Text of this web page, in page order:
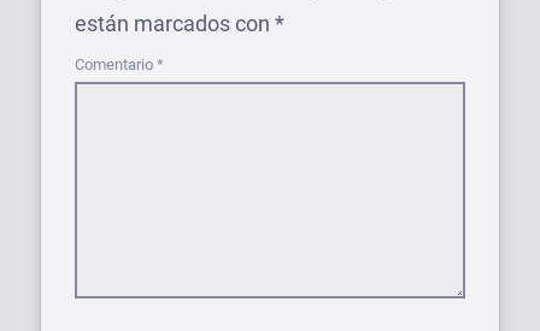
están marcados con *
Comentario *